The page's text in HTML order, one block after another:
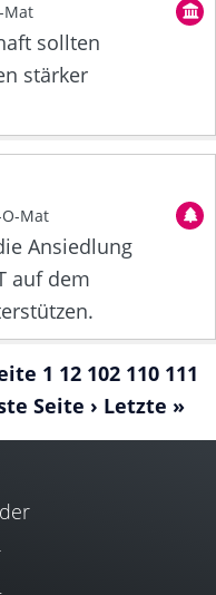
Mat
sollten
stärker
Mat
Ansiedlung
auf dem
1 12 102 110 111
Seite › Letzte »